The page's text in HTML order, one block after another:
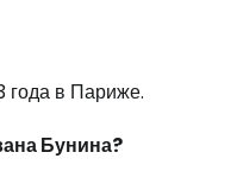
года в Париже.
Бунина?